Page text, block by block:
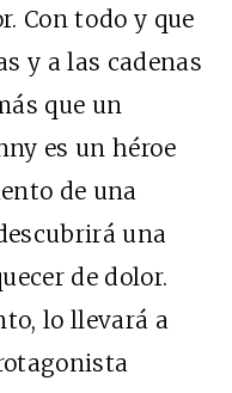
Con todo y que
y a las cadenas
que un
es un héroe
de una
una
de dolor.
lo llevará a